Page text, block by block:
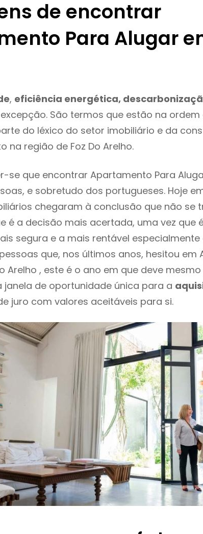
de encontrar
Para Alugar
, eficiência energética,
São termos que estão na
do léxico do setor imobiliário e da
na região de Foz Do Arelho.
se que encontrar Apartamento Para
e sobretudo dos portugueses. Hoje
chegaram à conclusão que não se
é a decisão mais acertada, uma vez que
segura e a mais rentável especialmente
que, nos últimos anos, hesitou em
Arelho , este é o ano em que deve
janela de oportunidade única para a
juro com valores aceitáveis para si.